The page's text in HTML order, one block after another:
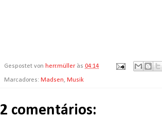
Gespostet von herr.müller às 04:14
Marcadores: Madsen, Musik
2 comentários: